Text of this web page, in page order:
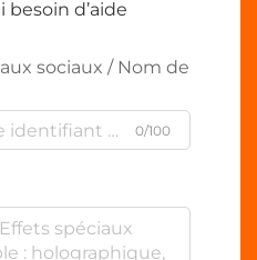
besoin d’aide
sociaux / Nom de
0/100